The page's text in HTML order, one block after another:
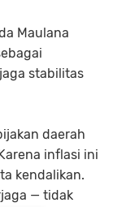
Maulana
stabilitas
daerah
inflasi ini
kendalikan.
— tidak